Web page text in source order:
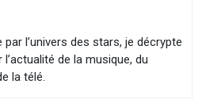
par l’univers des stars, je décrypte
l’actualité de la musique, du
la télé.